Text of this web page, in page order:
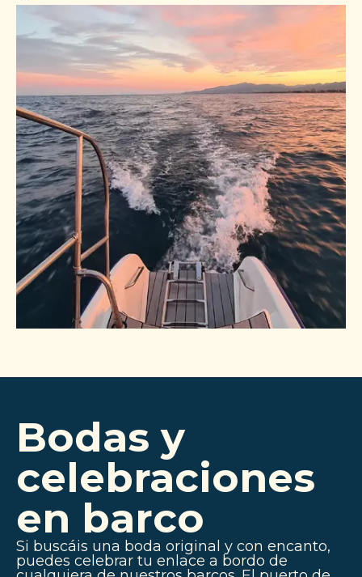
Bodas y
celebraciones
en barco
Si buscáis una boda original y con encanto,
puedes celebrar tu enlace a bordo de